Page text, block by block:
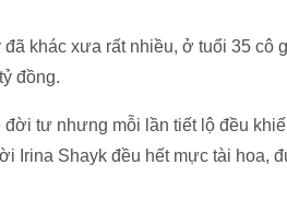
khác xưa rất nhiều, ở tuổi 35 cô
đồng.
tư nhưng mỗi lần tiết lộ đều
Irina Shayk đều hết mực tài hoa,